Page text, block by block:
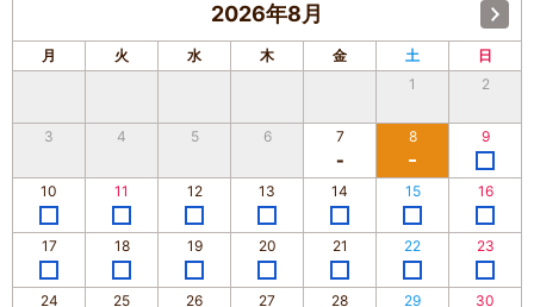
2026年8月
月 火 水 木 金 土
日
1
2
3 4 5 6 7 8 9
10 11 12 13 14 15 16
17 18 19 20 21 22 23
24 25 26 27 28 29 30